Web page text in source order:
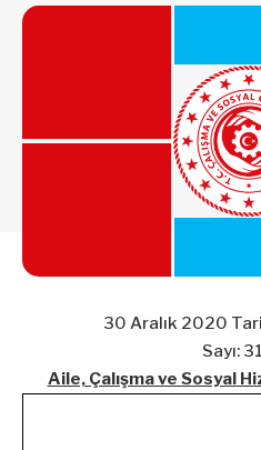
30 Aralık 2020
Sayı:
Aile, Çalışma ve Sosyal